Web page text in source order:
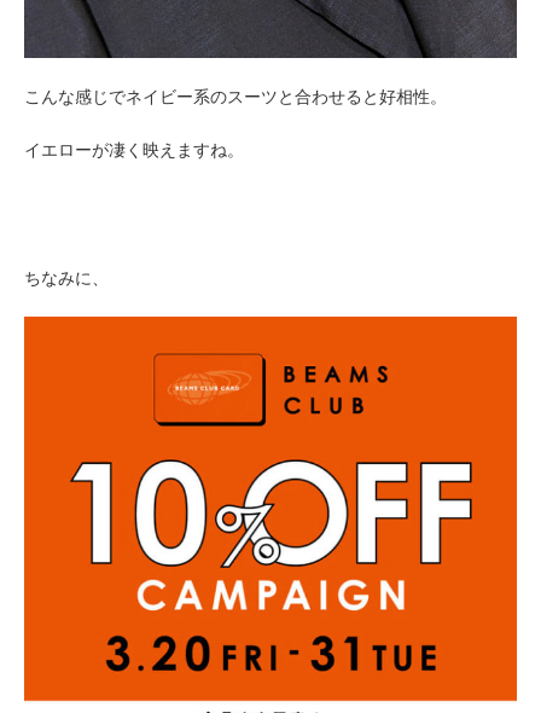
こんな感じでネイビー系のスーツと合わせると好相性。
イエローが凄く映えますね。
ちなみに、